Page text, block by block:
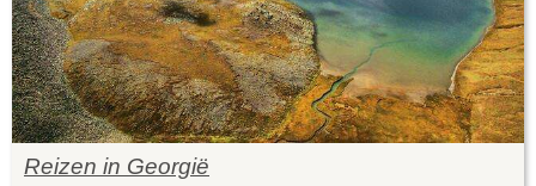
Reizen in Georgië